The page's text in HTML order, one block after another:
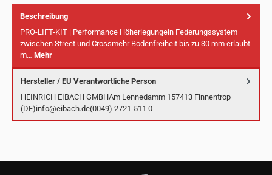
Beschreibung
PRO-LIFT-KIT | Performance Höherlegungein Federungssystem
zwischen Street und Crossmehr Bodenfreiheit bis zu 30 mm erlaubt
m… Mehr
Hersteller / EU Verantwortliche Person
HEINRICH EIBACH GMBHAm Lennedamm 157413 Finnentrop
(DE)info@eibach.de(0049) 2721-511 0